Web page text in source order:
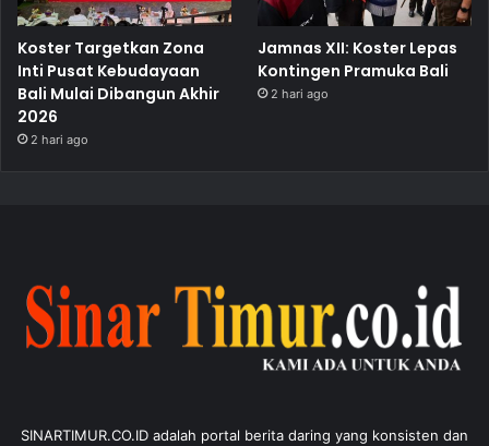
Koster Targetkan Zona
Inti Pusat Kebudayaan
Bali Mulai Dibangun Akhir
2026
2 hari ago
Jamnas XII: Koster Lepas
Kontingen Pramuka Bali
2 hari ago
SINARTIMUR.CO.ID adalah portal berita daring yang konsisten dan